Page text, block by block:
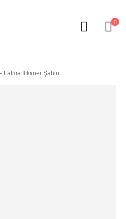
Fatma Ilıkaner Şahin